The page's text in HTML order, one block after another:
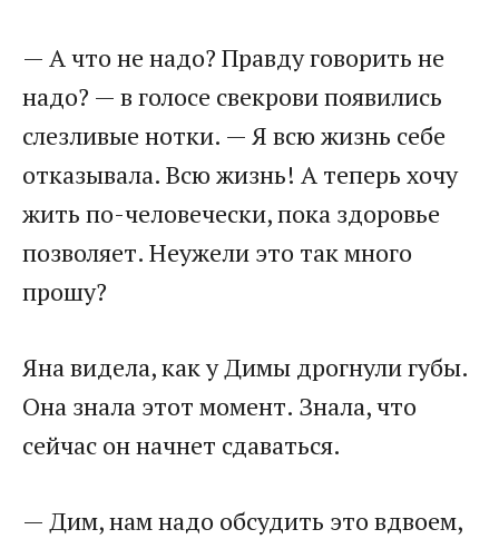
— А что не надо? Правду говорить не
надо? — в голосе свекрови появились
слезливые нотки. — Я всю жизнь себе
отказывала. Всю жизнь! А теперь хочу
жить по-человечески, пока здоровье
позволяет. Неужели это так много
прошу?
Яна видела, как у Димы дрогнули губы.
Она знала этот момент. Знала, что
сейчас он начнет сдаваться.
— Дим, нам надо обсудить это вдвоем,